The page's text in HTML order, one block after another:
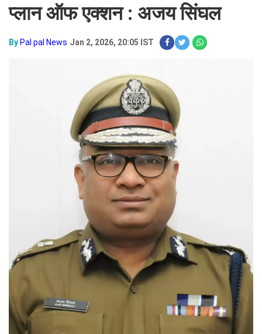
प्लान ऑफ एक्शन : अजय सिंघल​​​​​​​
By Pal pal News Jan 2, 2026, 20:05 IST